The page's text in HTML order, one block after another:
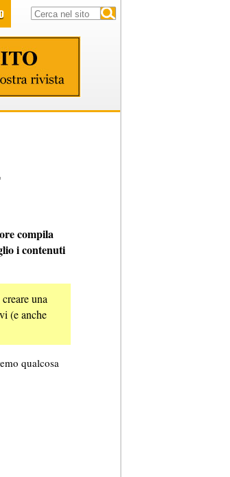
compila
i contenuti
una
(e anche
qualcosa